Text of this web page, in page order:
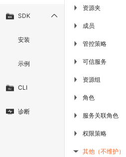
SDK
安装
示例
CLI
诊断
▶ 资源夹
▶ 成员
▶ 管控策略
▶ 可信服务
▶ 资源组
▶ 角色
▶ 服务关联角色
▶ 权限策略
▶ 其他（不维护）